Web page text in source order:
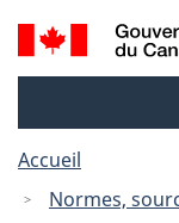
Recherche
et
Accueil
Normes,